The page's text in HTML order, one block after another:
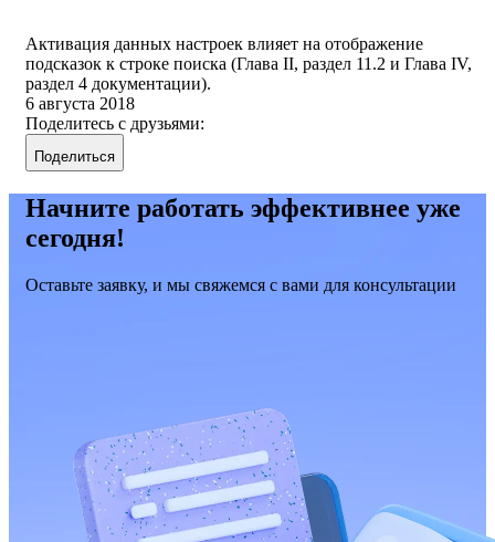
Активация данных настроек влияет на отображение
подсказок к строке поиска (Глава II, раздел 11.2 и Глава IV,
раздел 4 документации).
6 августа 2018
Поделитесь с друзьями:
Поделиться
Начните работать эффективнее уже
сегодня!
Оставьте заявку, и мы свяжемся с вами для консультации